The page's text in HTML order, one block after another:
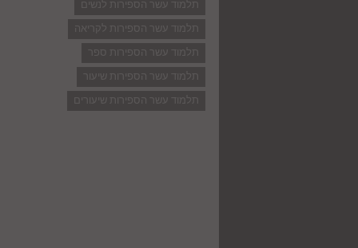
תלמוד עשר הספירות לנשים
תלמוד עשר הספירות לקריאה
תלמוד עשר הספירות ספר
תלמוד עשר הספירות שיעור
תלמוד עשר הספירות שיעורים